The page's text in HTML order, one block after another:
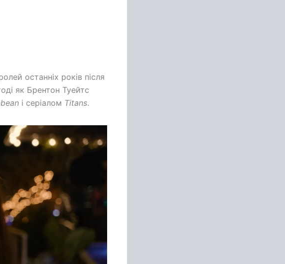
останніх років після
як Брентон Туейтс
і серіалом Titans.